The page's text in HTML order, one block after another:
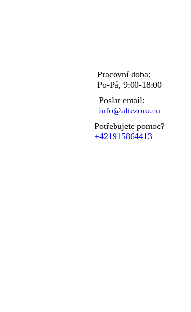
Pracovní doba:
Po-Pá, 9:00-18:00
Poslat email:
info@altezoro.eu
Potřebujete pomoc?
+421915864413